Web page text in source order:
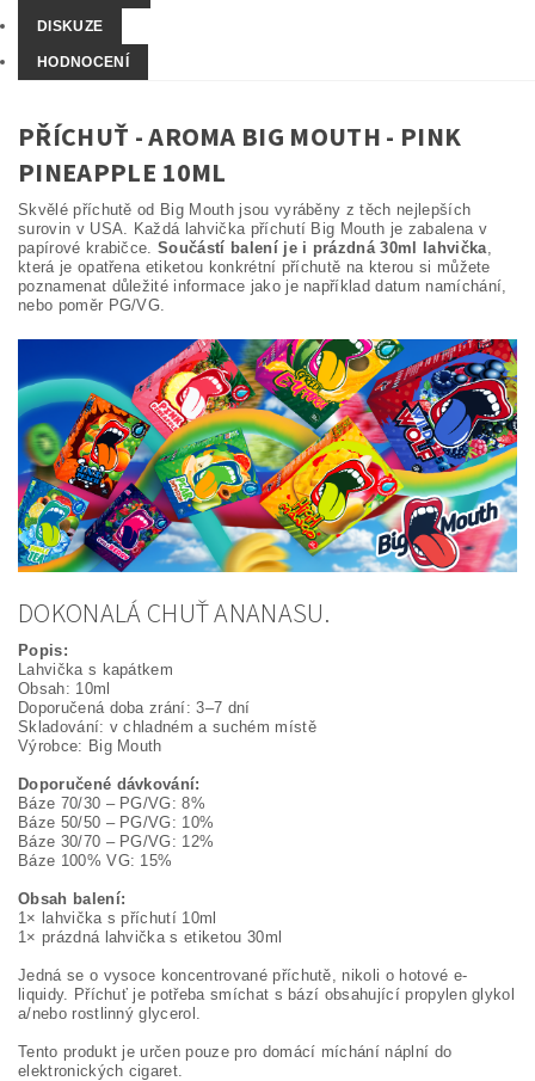
DISKUZE
HODNOCENÍ
PŘÍCHUŤ - AROMA BIG MOUTH - PINK
PINEAPPLE 10ML
Skvělé příchutě od Big Mouth jsou vyráběny z těch nejlepších
surovin v USA. Každá lahvička příchutí Big Mouth je zabalena v
papírové krabičce.Součástí balení je i prázdná 30ml lahvička,
která je opatřena etiketou konkrétní příchutě na kterou si můžete
poznamenat důležité informace jako je například datum namíchání,
nebo poměr PG/VG.
DOKONALÁ CHUŤ ANANASU.
Popis:
Lahvička s kapátkem
Obsah: 10ml
Doporučená doba zrání: 3–7 dní
Skladování: v chladném a suchém místě
Výrobce: Big Mouth
Doporučené dávkování:
Báze 70/30 – PG/VG: 8%
Báze 50/50 – PG/VG: 10%
Báze 30/70 – PG/VG: 12%
Báze 100% VG: 15%
Obsah balení:
1× lahvička s příchutí 10ml
1× prázdná lahvička s etiketou 30ml
Jedná se o vysoce koncentrované příchutě, nikoli o hotové e-
liquidy. Příchuť je potřeba smíchat s bází obsahující propylen glykol
a/nebo rostlinný glycerol.
Tento produkt je určen pouze pro domácí míchání náplní do
elektronických cigaret.